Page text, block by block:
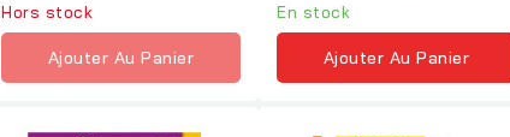
Hors stock
Ajouter Au Panier
En stock
Ajouter Au Panier